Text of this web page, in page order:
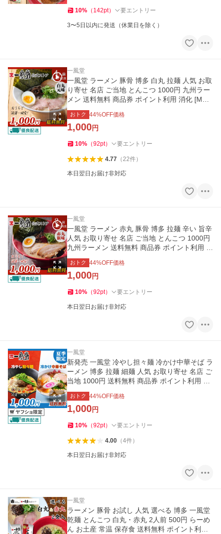
10% （ 142pt） 要エントリー
3〜5日以内に発送（休業日を除く）
一風堂
一風堂 ラーメン 豚骨 博多 白丸 拉麺 人気 お取
り寄せ 名店 ご当地 とんこつ 1000円 九州ラー
メン 送料無料 商品券 ポイント利用 消化 [M便
1/2]爆買
おトク 44%OFF価格
1,000円
10% （92pt） 要エントリー
4.77（22件）
本日翌日お届け非対応
一風堂
一風堂 ラーメン 赤丸 豚骨 博多 拉麺 辛い 旨辛
人気 お取り寄せ 名店 ご当地 とんこつ 1000円
九州ラーメン 送料無料 商品券 ポイント利用 消
化 [M便 1/2]爆買
おトク 44%OFF価格
1,000円
10% （92pt） 要エントリー
本日翌日お届け非対応
一風堂
新発売 一風堂 冷やし担々麺 冷かけ中華そば ラ
ーメン 博多 拉麺 細麺 人気 お取り寄せ 名店 ご
当地 1000円 送料無料 商品券 ポイント利用 消
化 [M便 1/2]爆買
おトク 44%OFF価格
1,000円
10% （92pt） 要エントリー
4.00（4件）
本日翌日お届け非対応
一風堂
ラーメン 豚骨 お試し 人気 選べる 博多 一風堂
乾麺 とんこつ 白丸・赤丸 2人前 500円 らーめ
ん お土産 常温 保存食 送料無料 ポイント利用